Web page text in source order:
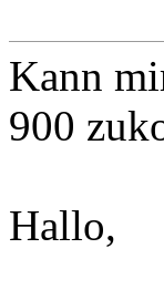
Kann
900
Hallo,